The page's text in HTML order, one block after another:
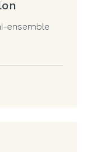
ensemble